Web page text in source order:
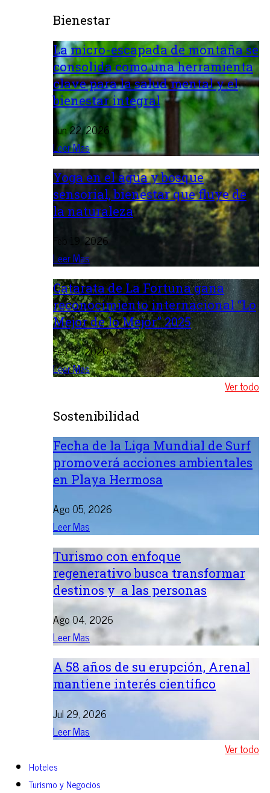
Bienestar
La micro-escapada de montaña se
consolida como una herramienta
clave para la salud mental y el
bienestar integral
Jun 22, 2026
Leer Mas
Yoga en el agua y bosque
sensorial, bienestar que fluye de
la naturaleza
Feb 19, 2026
Leer Mas
Catarata de La Fortuna gana
reconocimiento internacional “Lo
Mejor de lo Mejor” 2025
Feb 12, 2026
Leer Mas
Ver todo
Sostenibilidad
Fecha de la Liga Mundial de Surf
promoverá acciones ambientales
en Playa Hermosa
Ago 05, 2026
Leer Mas
Turismo con enfoque
regenerativo busca transformar
destinos y a las personas
Ago 04, 2026
Leer Mas
A 58 años de su erupción, Arenal
mantiene interés científico
Jul 29, 2026
Leer Mas
Ver todo
Hoteles
Turismo y Negocios